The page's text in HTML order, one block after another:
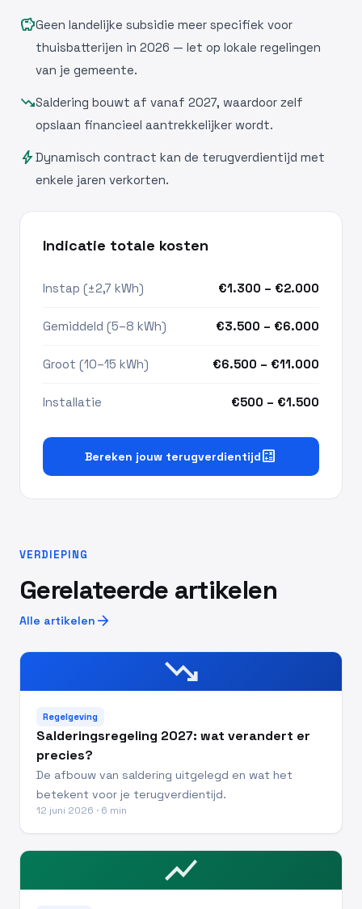
savingsGeen landelijke subsidie meer specifiek voor
thuisbatterijen in 2026 — let op lokale regelingen
van je gemeente.
trending_downSaldering bouwt af vanaf 2027, waardoor zelf
opslaan financieel aantrekkelijker wordt.
boltDynamisch contract kan de terugverdientijd met
enkele jaren verkorten.
Indicatie totale kosten
Instap (±2,7 kWh) €1.300 – €2.000
Gemiddeld (5–8 kWh) €3.500 – €6.000
Groot (10–15 kWh) €6.500 – €11.000
Installatie €500 – €1.500
Bereken jouw terugverdientijdcalculate
VERDIEPING
Gerelateerde artikelen
Alle artikelen arrow_forward
trending_down
Regelgeving
Salderingsregeling 2027: wat verandert er
precies?
De afbouw van saldering uitgelegd en wat het
betekent voor je terugverdientijd.
12 juni 2026 · 6 min
show_chart